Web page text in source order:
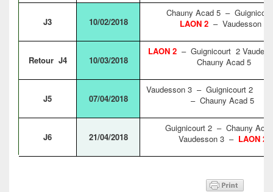
J3 10/02/2018
Chauny Acad 5 –
LAON 2 – Vaudesson 3
Retour J4 10/03/2018
LAON 2 – Guignicourt 2
Chauny Acad 5
J5 07/04/2018
Vaudesson 3 – Guignicourt 2
– Chauny Acad 5
J6 21/04/2018
Guignicourt 2 – Chauny
Vaudesson 3 – LAON 2